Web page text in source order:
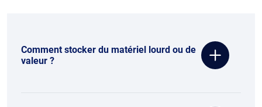
Comment stocker du matériel lourd ou de
valeur ?